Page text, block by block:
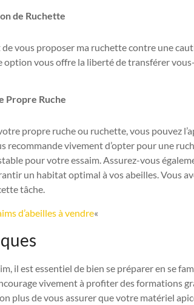
de Ruchette
vous proposer ma ruchette contre une
vous offre la liberté de transférer
Propre Ruche
propre ruche ou ruchette, vous pouvez
recommande vivement d’opter pour une
pour votre essaim. Assurez-vous
un habitat optimal à vos abeilles. Vous
tâche.
d’abeilles à vendre«
il est essentiel de bien se préparer en se
vivement à profiter des formations
plus de vous assurer que votre matériel